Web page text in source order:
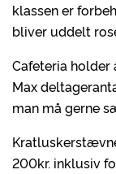
klassen er
bliver uddelt
Cafeteria holder
Max
man må gerne
200kr. inklusiv